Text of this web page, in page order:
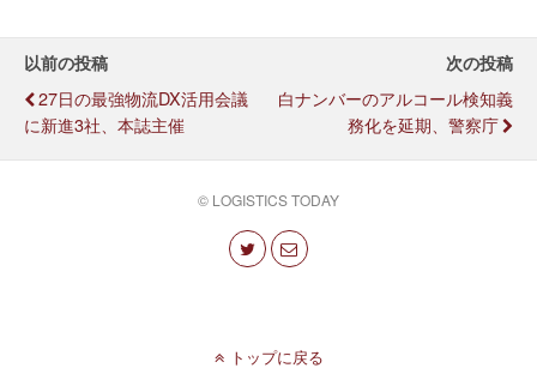
以前の投稿
27日の最強物流DX活用会議
に新進3社、本誌主催
次の投稿
白ナンバーのアルコール検知義
務化を延期、警察庁
© LOGISTICS TODAY
トップに戻る